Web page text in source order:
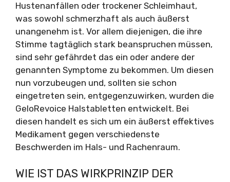
Hustenanfällen oder trockener Schleimhaut,
was sowohl schmerzhaft als auch äußerst
unangenehm ist. Vor allem diejenigen, die ihre
Stimme tagtäglich stark beanspruchen müssen,
sind sehr gefährdet das ein oder andere der
genannten Symptome zu bekommen. Um diesen
nun vorzubeugen und, sollten sie schon
eingetreten sein, entgegenzuwirken, wurden die
GeloRevoice Halstabletten entwickelt. Bei
diesen handelt es sich um ein äußerst effektives
Medikament gegen verschiedenste
Beschwerden im Hals- und Rachenraum.
WIE IST DAS WIRKPRINZIP DER